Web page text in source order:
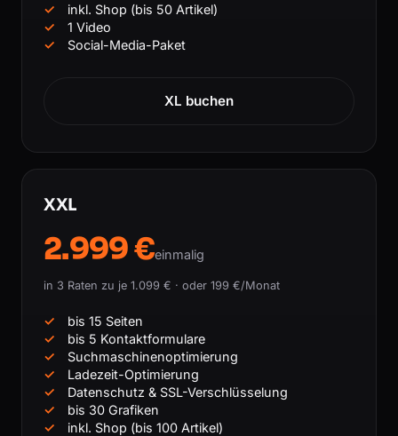
inkl. Shop (bis 50 Artikel)
1 Video
Social-Media-Paket
XL buchen
XXL
2.999 €einmalig
in 3 Raten zu je 1.099 € · oder 199 €/Monat
bis 15 Seiten
bis 5 Kontaktformulare
Suchmaschinenoptimierung
Ladezeit-Optimierung
Datenschutz & SSL-Verschlüsselung
bis 30 Grafiken
inkl. Shop (bis 100 Artikel)